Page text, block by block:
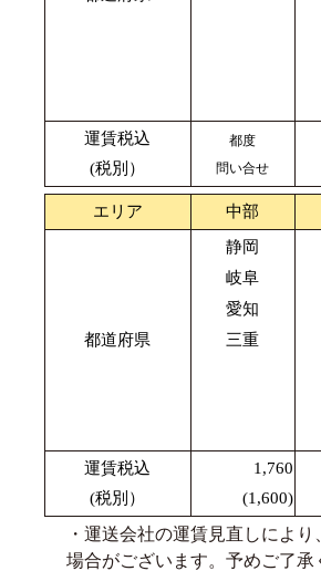
運賃税込
(税別）
都度
問い合せ
エリア 中部
都道府県
静岡
岐阜
愛知
三重
運賃税込
(税別）
1,760
(1,600)
・運送会社の運賃見直しによ
場合がございます。予めご了承